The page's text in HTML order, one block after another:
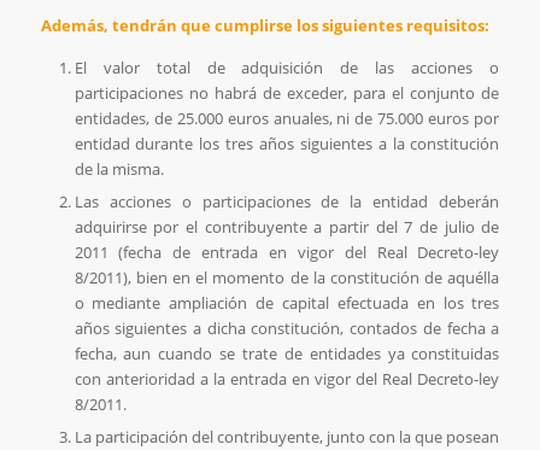
Además, tendrán que cumplirse los siguientes requisitos:
El valor total de adquisición de las acciones o
participaciones no habrá de exceder, para el conjunto de
entidades, de 25.000 euros anuales, ni de 75.000 euros por
entidad durante los tres años siguientes a la constitución
de la misma.
Las acciones o participaciones de la entidad deberán
adquirirse por el contribuyente a partir del 7 de julio de
2011 (fecha de entrada en vigor del Real Decreto-ley
8/2011), bien en el momento de la constitución de aquélla
o mediante ampliación de capital efectuada en los tres
años siguientes a dicha constitución, contados de fecha a
fecha, aun cuando se trate de entidades ya constituidas
con anterioridad a la entrada en vigor del Real Decreto-ley
8/2011.
La participación del contribuyente, junto con la que posean